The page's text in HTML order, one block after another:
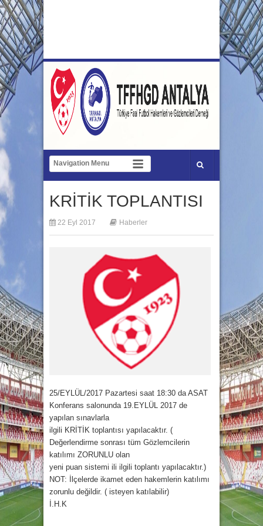
KRİTİK TOPLANTISI
22 Eyl 2017 Haberler
25/EYLÜL/2017 Pazartesi saat 18:30 da ASAT
Konferans salonunda 19.EYLÜL 2017 de
yapılan sınavlarla
ilgili KRİTİK toplantısı yapılacaktır. (
Değerlendirme sonrası tüm Gözlemcilerin
katılımı ZORUNLU olan
yeni puan sistemi ili ilgili toplantı yapılacaktır.)
NOT: İlçelerde ikamet eden hakemlerin katılımı
zorunlu değildir. ( isteyen katılabilir)
İ.H.K